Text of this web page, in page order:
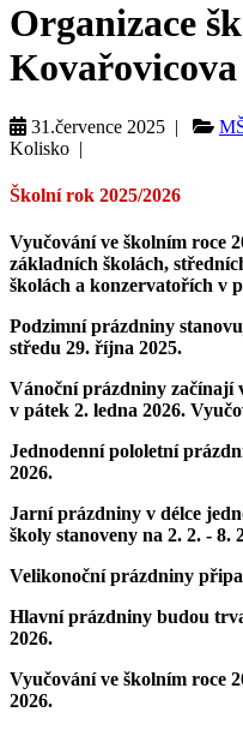
Organizace
Kovařovicova
31.července 2025 |
Kolisko |
Školní rok 2025/2026
Vyučováníve školním roce
základních školách,
školách a konzervatořích v
Podzimní prázdniny
středu 29. října 2025.
Vánoční prázdniny začínají
v pátek 2. ledna 2026.
Jednodenní pololetní
2026.
Jarní prázdniny v délce
školy stanoveny na 2. 2. - 8.
Velikonoční prázdniny
Hlavní prázdniny budou
2026.
Vyučováníve školním roce
2026.